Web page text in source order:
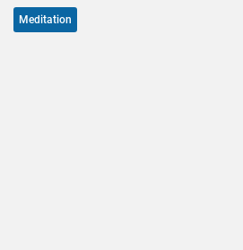
Meditation